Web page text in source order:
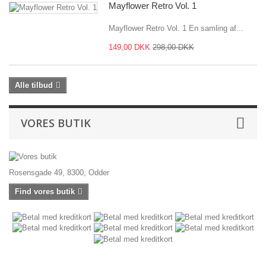
Mayflower Retro Vol. 1
Mayflower Retro Vol. 1 En samling af...
149,00 DKK 298,00 DKK
Alle tilbud
VORES BUTIK
Rosensgade 49, 8300, Odder
Find vores butik